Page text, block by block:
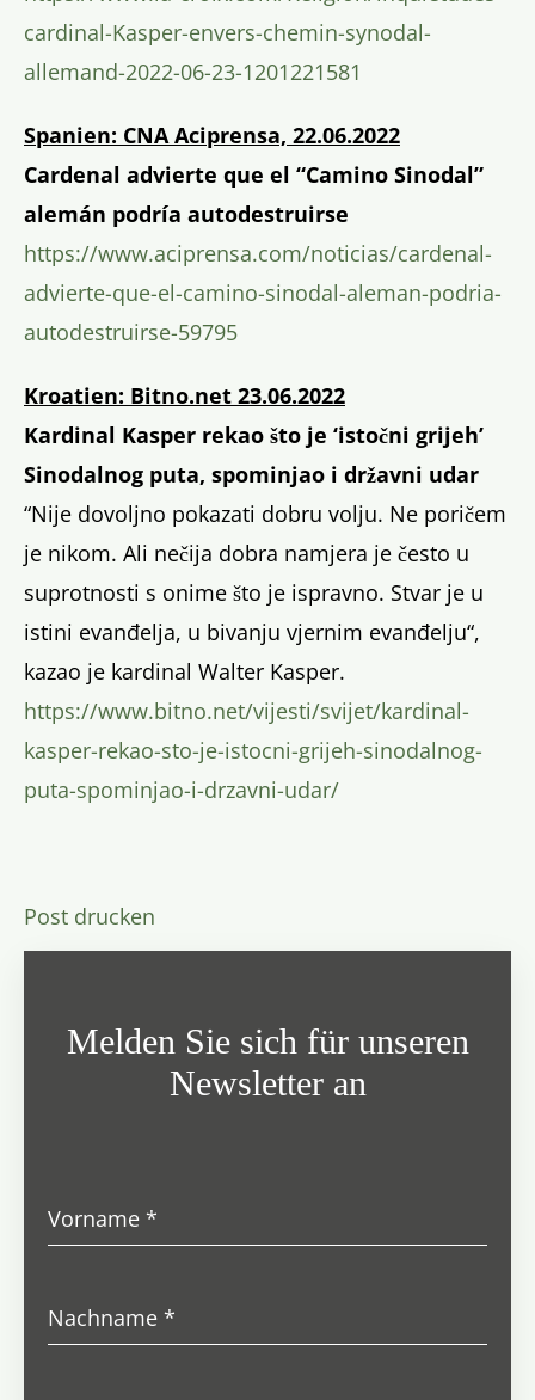
cardinal-Kasper-envers-chemin-synodal-
allemand-2022-06-23-1201221581
Spanien: CNA Aciprensa, 22.06.2022
Cardenal advierte que el “Camino Sinodal”
alemán podría autodestruirse
https://www.aciprensa.com/noticias/cardenal-
advierte-que-el-camino-sinodal-aleman-podria-
autodestruirse-59795
Kroatien: Bitno.net 23.06.2022
Kardinal Kasper rekao što je ‘istočni grijeh’
Sinodalnog puta, spominjao i državni udar
“Nije dovoljno pokazati dobru volju. Ne poričem
je nikom. Ali nečija dobra namjera je često u
suprotnosti s onime što je ispravno. Stvar je u
istini evanđelja, u bivanju vjernim evanđelju“,
kazao je kardinal Walter Kasper.
https://www.bitno.net/vijesti/svijet/kardinal-
kasper-rekao-sto-je-istocni-grijeh-sinodalnog-
puta-spominjao-i-drzavni-udar/
Post drucken
Melden Sie sich für unseren
Newsletter an
Vorname*
Nachname*